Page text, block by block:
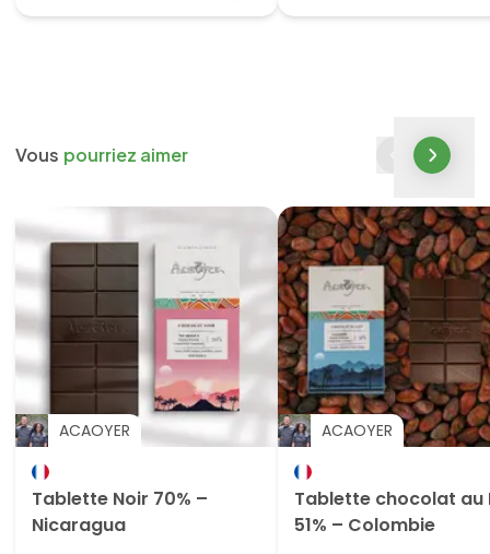
Vous pourriez aimer
ACAOYER
Tablette Noir 70% –
Nicaragua
ACAOYER
Tablette chocolat au
51% – Colombie